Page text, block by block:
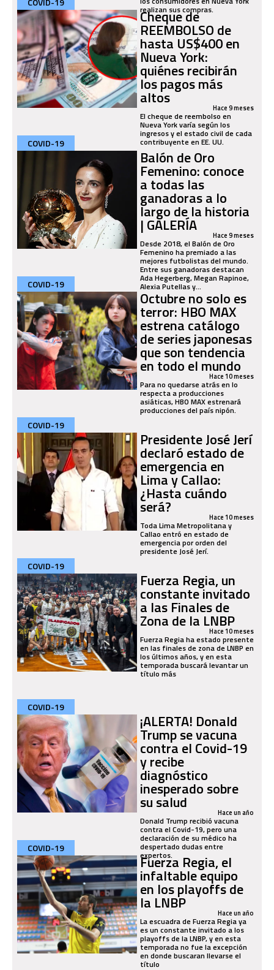
realizan sus compras.
Cheque de
REEMBOLSO de
hasta US$400 en
Nueva York:
quiénes recibirán
los pagos más
altos Hace 9 meses
El cheque de reembolso en
Nueva York varía según los
ingresos y el estado civil de cada
contribuyente en EE. UU.
COVID-19
Balón de Oro
Femenino: conoce
a todas las
ganadoras a lo
largo de la historia
| GALERÍA Hace 9 meses
Desde 2018, el Balón de Oro
Femenino ha premiado a las
mejores futbolistas del mundo.
Entre sus ganadoras destacan
Ada Hegerberg, Megan Rapinoe,
Alexia Putellas y...
COVID-19
Octubre no solo es
terror: HBO MAX
estrena catálogo
de series japonesas
que son tendencia
en todo el mundo
Hace 10 meses
Para no quedarse atrás en lo
respecta a producciones
asiáticas, HBO MAX estrenará
producciones del país nipón.
COVID-19
Presidente José Jerí
declaró estado de
emergencia en
Lima y Callao:
¿Hasta cuándo
será? Hace 10 meses
Toda Lima Metropolitana y
Callao entró en estado de
emergencia por orden del
presidente José Jerí.
COVID-19
Fuerza Regia, un
constante invitado
a las Finales de
Zona de la LNBP
Hace 10 meses
Fuerza Regia ha estado presente
en las finales de zona de LNBP en
los últimos años, y en esta
temporada buscará levantar un
título más
COVID-19
¡ALERTA! Donald
Trump se vacuna
contra el Covid-19
y recibe
diagnóstico
inesperado sobre
su salud Hace un año
Donald Trump recibió vacuna
contra el Covid-19, pero una
declaración de su médico ha
despertado dudas entre
expertos.
COVID-19
Fuerza Regia, el
infaltable equipo
en los playoffs de
la LNBP Hace un año
La escuadra de Fuerza Regia ya
es un constante invitado a los
playoffs de la LNBP, y en esta
temporada no fue la excepción
en donde buscaran llevarse el
título